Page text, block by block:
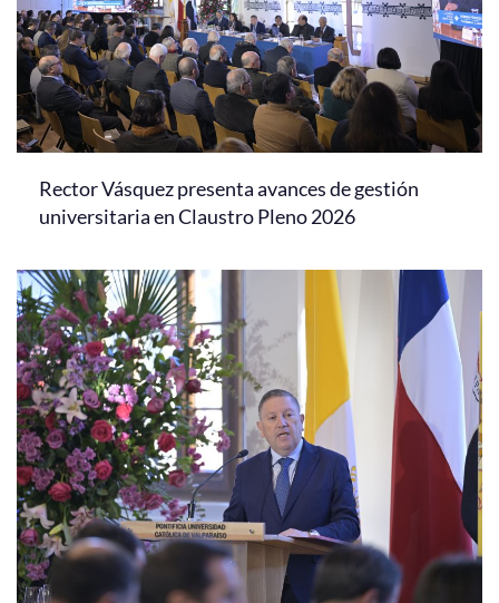
Rector Vásquez presenta avances de gestión
universitaria en Claustro Pleno 2026